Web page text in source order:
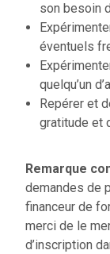
son besoin
éventuels
quelqu’un
Repérer et
gratitude et
Remarque
demandes de
financeur de
merci de le
d’inscription